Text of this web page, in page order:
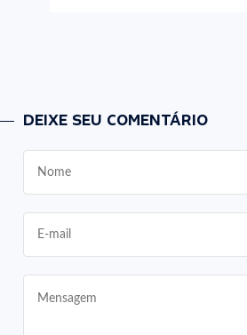
DEIXE SEU COMENTÁRIO